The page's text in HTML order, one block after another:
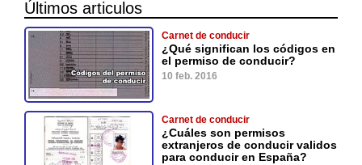
Últimos articulos
Carnet de conducir
¿Qué significan los códigos en
el permiso de conducir?
10 feb. 2016
Carnet de conducir
¿Cuáles son permisos
extranjeros de conducir validos
para conducir en España?